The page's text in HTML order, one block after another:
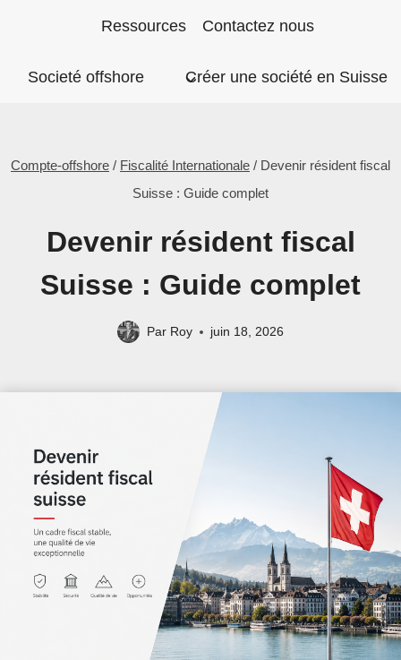
contenu
Ressources Contactez nous
Societé offshore Créer une société en Suisse
Compte-offshore / Fiscalité Internationale / Devenir résident fiscal
Suisse : Guide complet
Devenir résident fiscal
Suisse : Guide complet
Par Roy juin 18, 2026